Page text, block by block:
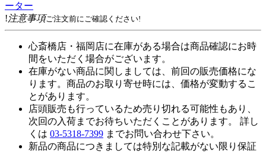
ーター
!注意事項ご注文前にご確認ください!
心斎橋店・福岡店に在庫がある場合は商品確認にお時
間をいただく場合がございます。
在庫がない商品に関しましては、前回の販売価格にな
ります。商品のお取り寄せ時には、価格が変動するこ
とがあります。
店頭販売も行っているため売り切れる可能性もあり、
次回の入荷までお待ちいただくことがあります。 詳し
くは 03-5318-7399 までお問い合わせ下さい。
新品の商品につきましては特別な記載がない限り保証